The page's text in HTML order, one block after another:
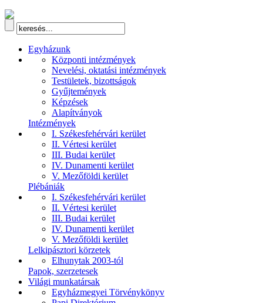
Egyházunk
Központi intézmények
Nevelési, oktatási intézmények
Testületek, bizottságok
Gyűjtemények
Képzések
Alapítványok
Intézmények
I. Székesfehérvári kerület
II. Vértesi kerület
III. Budai kerület
IV. Dunamenti kerület
V. Mezőföldi kerület
Plébániák
I. Székesfehérvári kerület
II. Vértesi kerület
III. Budai kerület
IV. Dunamenti kerület
V. Mezőföldi kerület
Lelkipásztori körzetek
Elhunytak 2003-tól
Papok, szerzetesek
Világi munkatársak
Egyházmegyei Törvénykönyv